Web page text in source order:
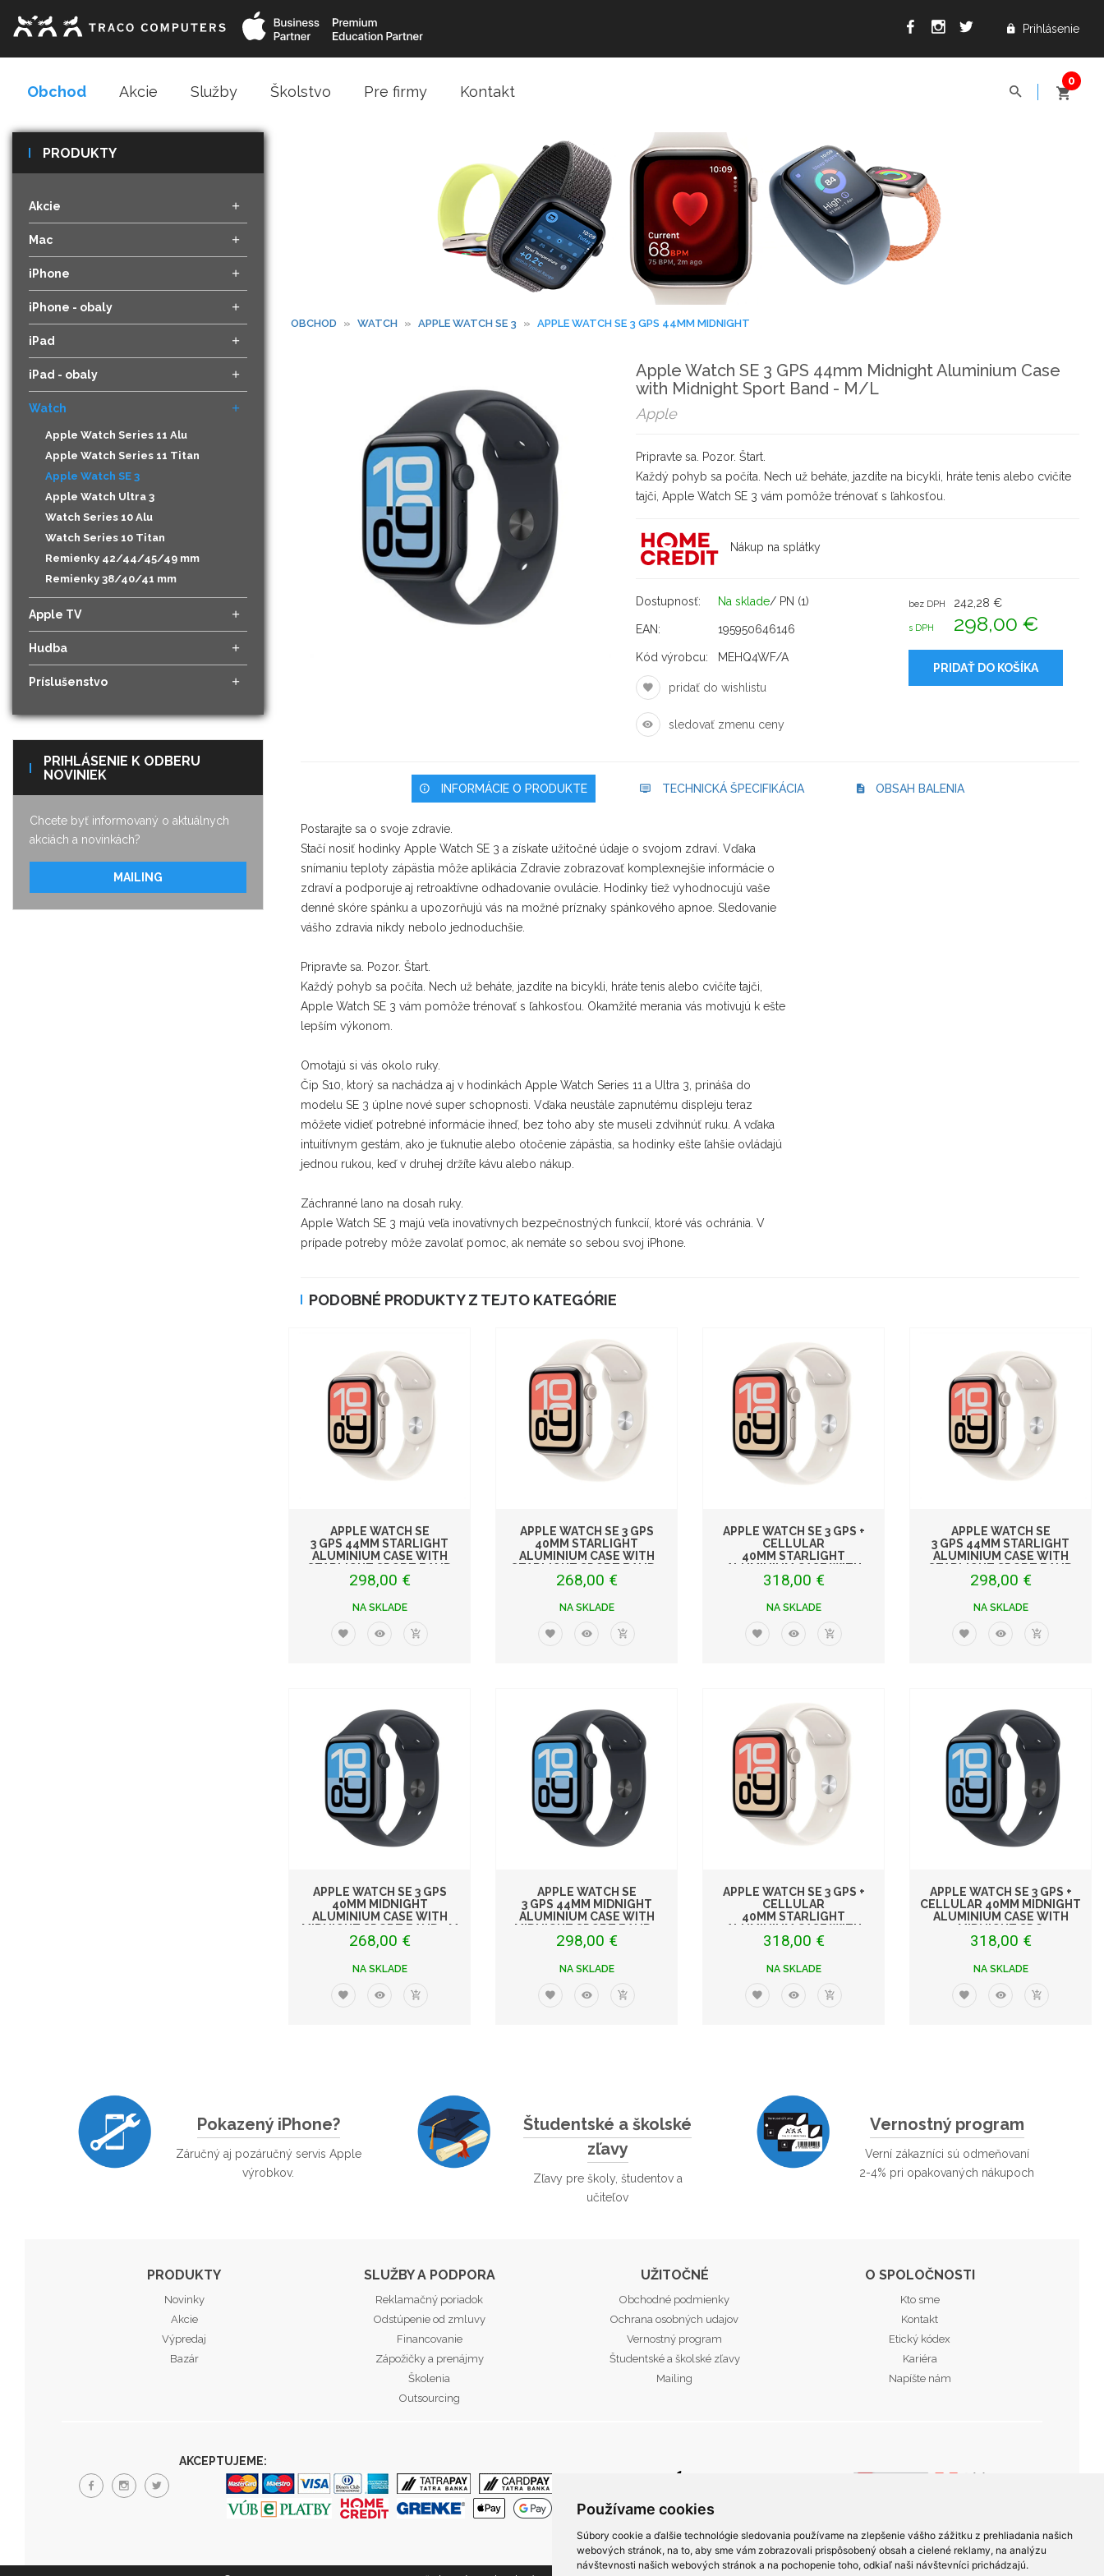
Používame cookies
Súbory cookie a ďalšie technológie sledovania používame na zlepšenie vášho zážitku z prehliadania našich
webových stránok, na to, aby sme vám zobrazovali prispôsobený obsah a cielené reklamy, na analýzu
návštevnosti našich webových stránok a na pochopenie toho, odkiaľ naši návštevníci prichádzajú.
Prihlásenie
Obchod Akcie Služby Školstvo Pre firmy Kontakt
PRODUKTY
Akcie
Mac
iPhone
iPhone - obaly
iPad
iPad - obaly
Watch
Apple Watch Series 11 Alu
Apple Watch Series 11 Titan
Apple Watch SE 3
Apple Watch Ultra 3
Watch Series 10 Alu
Watch Series 10 Titan
Remienky 42/44/45/49 mm
Remienky 38/40/41 mm
Apple TV
Hudba
Príslušenstvo
PRIHLÁSENIE K ODBERU
NOVINIEK
Chcete byť informovaný o aktuálnych
akciách a novinkách?
MAILING
OBCHOD » WATCH » APPLE WATCH SE 3 » APPLE WATCH SE 3 GPS 44MM MIDNIGHT
Apple Watch SE 3 GPS 44mm Midnight Aluminium Case
with Midnight Sport Band - M/L
Apple
Pripravte sa. Pozor. Štart.
Každý pohyb sa počíta. Nech už beháte, jazdíte na bicykli, hráte tenis alebo cvičíte
tajči, Apple Watch SE 3 vám pomôže trénovať s ľahkosťou.
Nákup na splátky
Dostupnosť: Na sklade/ PN (1)
EAN: 195950646146
Kód výrobcu: MEHQ4WF/A
pridať do wishlistu
sledovať zmenu ceny
bez DPH 242,28 €
s DPH 298,00 €
PRIDAŤ DO KOŠÍKA
INFORMÁCIE O PRODUKTE TECHNICKÁ ŠPECIFIKÁCIA OBSAH BALENIA
Postarajte sa o svoje zdravie.
Stačí nosiť hodinky Apple Watch SE 3 a získate užitočné údaje o svojom zdraví. Vďaka
snímaniu teploty zápästia môže aplikácia Zdravie zobrazovať komplexnejšie informácie o
zdraví a podporuje aj retroaktívne odhadovanie ovulácie. Hodinky tiež vyhodnocujú vaše
denné skóre spánku a upozorňujú vás na možné príznaky spánkového apnoe. Sledovanie
vášho zdravia nikdy nebolo jednoduchšie.
Pripravte sa. Pozor. Štart.
Každý pohyb sa počíta. Nech už beháte, jazdíte na bicykli, hráte tenis alebo cvičíte tajči,
Apple Watch SE 3 vám pomôže trénovať s ľahkosťou. Okamžité merania vás motivujú k ešte
lepším výkonom.
Omotajú si vás okolo ruky.
Čip S10, ktorý sa nachádza aj v hodinkách Apple Watch Series 11 a Ultra 3, prináša do
modelu SE 3 úplne nové super schopnosti. Vďaka neustále zapnutému displeju teraz
môžete vidieť potrebné informácie ihneď, bez toho aby ste museli zdvihnúť ruku. A vďaka
intuitívnym gestám, ako je ťuknutie alebo otočenie zápästia, sa hodinky ešte ľahšie ovládajú
jednou rukou, keď v druhej držíte kávu alebo nákup.
Záchranné lano na dosah ruky.
Apple Watch SE 3 majú veľa inovatívnych bezpečnostných funkcií, ktoré vás ochránia. V
prípade potreby môže zavolať pomoc, ak nemáte so sebou svoj iPhone.
PODOBNÉ PRODUKTY Z TEJTO KATEGÓRIE
APPLE WATCH SE
3 GPS 44MM STARLIGHT
ALUMINIUM CASE WITH
STARLIGHT SPORT BAND
298,00 €
NA SKLADE
APPLE WATCH SE 3 GPS
40MM STARLIGHT
ALUMINIUM CASE WITH
STARLIGHT SPORT BAND -
268,00 €
NA SKLADE
APPLE WATCH SE 3 GPS +
CELLULAR
40MM STARLIGHT
ALUMINIUM CASE WITH
STARLIGHT S
318,00 €
NA SKLADE
APPLE WATCH SE
3 GPS 44MM STARLIGHT
ALUMINIUM CASE WITH
STARLIGHT SPORT BAND
298,00 €
NA SKLADE
APPLE WATCH SE 3 GPS
40MM MIDNIGHT
ALUMINIUM CASE WITH
MIDNIGHT SPORT BAND - M
268,00 €
NA SKLADE
APPLE WATCH SE
3 GPS 44MM MIDNIGHT
ALUMINIUM CASE WITH
MIDNIGHT SPORT BAND -
298,00 €
NA SKLADE
APPLE WATCH SE 3 GPS +
CELLULAR
40MM STARLIGHT
ALUMINIUM CASE WITH
STARLIGHT S
318,00 €
NA SKLADE
APPLE WATCH SE 3 GPS +
CELLULAR 40MM MIDNIGHT
ALUMINIUM CASE WITH
MIDNIGHT SPO
318,00 €
NA SKLADE
Pokazený iPhone?
Záručný aj pozáručný servis Apple
výrobkov.
Študentské a školské
zľavy
Zľavy pre školy, študentov a
učiteľov
Vernostný program
Verní zákazníci sú odmeňovaní
2-4% pri opakovaných nákupoch
PRODUKTY
Novinky
Akcie
Výpredaj
Bazár
SLUŽBY A PODPORA
Reklamačný poriadok
Odstúpenie od zmluvy
Financovanie
Zápožičky a prenájmy
Školenia
Outsourcing
UŽITOČNÉ
Obchodné podmienky
Ochrana osobných udajov
Vernostný program
Študentské a školské zľavy
Mailing
O SPOLOČNOSTI
Kto sme
Kontakt
Etický kódex
Kariéra
Napíšte nám
AKCEPTUJEME: